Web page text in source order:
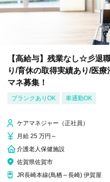
【高給与】残業なし☆彡退
り/育休の取得実績あり/医
マネ募集！
ブランクありOK 車通勤OK
ケアマネジャー（正社員）
月給 25 万円～
介護老人保健施設
佐賀県佐賀市
JR長崎本線(鳥栖～長崎) 伊賀屋